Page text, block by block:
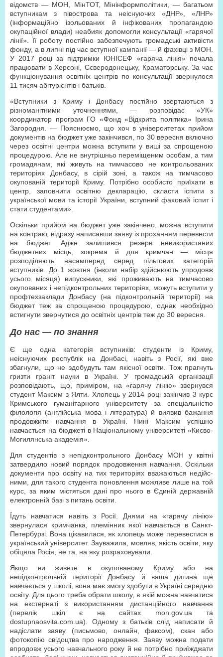
відомств — МОН, МінТОТ, Мінінформполітики, — багатьом
вступникам з півострова та неіснуючих «ДНР», «ЛНР»
(інформаційно ізольованих й інфікованих пропагандою
окупаційної влади) неабияк допомогли консультації «гарячої
лінії». Її роботу постійно забезпечують громадські активісти
фонду, а в липні під час вступної кампанії — й фахівці з МОН.
У 2017 році за підтримки ЮНІСЕФ «гаряча лінія» почала
працювати в Херсоні, Сєверодонецьку, Краматорську. За час
функціонування освітніх центрів по консультації звернулося
11 тисяч абітурієнтів і батьків.
«Вступники з Криму і Донбасу постійно звертаються з
різноманітними уточненнями, — розповідає «УК»
координатор програм ГО «Фонд «Відкрита політика» Ірина
Загородня. — Пояснюємо, що хоч в університетах прийом
документів на бюджет уже закінчився, по 30 вересня включно
через освітні центри можна вступити у виші за спрощеною
процедурою. Але не внутрішньо переміщеним особам, а тим
громадянам, які живуть на тимчасово не контрольованих
територіях Донбасу, в сірій зоні, а також на тимчасово
окупованій території Криму. Потрібно особисто приїхати в
центр, заповнити освітню декларацію, скласти іспити з
української мови та історії України, вступний фаховий іспит і
стати студентами».
Оскільки прийом на бюджет уже закінчено, можна вступити
на контракт, відразу написавши заяву із проханням перевести
на бюджет. Адже залишився резерв невикористаних
бюджетних місць, зокрема й для кримчан — місця
розподіляють насамперед серед пільгових категорій
вступників. До 1 жовтня (інколи набір здійснюють упродовж
усього місяця) випускники, які проживають на тимчасово
окупованих і непідконтрольних територіях, можуть вступити у
профтехзаклади Донбасу (на підконтрольній території) на
бюджет теж за спрощеною процедурою, однак необхідно
встигнути звернутися до освітніх центрів теж до 30 вересня.
До нас — по знання
Є ще одна категорія вступників: студенти із Криму,
неіснуючих республік на Донбасі, навіть з Росії, які вже
збагнули, що не здобудуть там якісної освіти. Тож прагнуть
гризти граніт науки в Україні. У громадській організації
розповідають, що, приміром, на «гарячу лінію» звернувся
студент Максим з Ялти. Хлопець у 2014 році закінчив 3 курс
Кримського гуманітарного університету за спеціальністю
філологія (англійська мова і література) й виявив бажання
продовжити навчання в Україні. Нині Максим успішно
навчається на бюджеті в Національному університеті «Києво-
Могилянська академія».
Для студентів з непідкон­трольного Донбасу МОН у квітні
затвердило новий порядок продовження навчання. Оскільки
документи про освіту на тих територіях вважаються недійс­
ними, для такого студента поновлення можливе лише на той
курс, за яким містяться дані про нього в Єдиній державній
електронній базі з питань освіти.
Їдуть навчатися навіть з Росії. Днями на «гарячу лінію»
звернулася кримчанка, племінник якої навчається в Санкт-
Петербурзі. Вона цікавилася, як хлопець може перевестися в
український університет. Зауважила, мовляв, якість освіти, яку
обіцяла Росія, не та, на яку розраховували.
Якщо ви живете в окупованому Криму або на
непідконтрольній території Донбасу й ваша дитина ще
навчається у школі, вона має змогу здобути в Україні середню
освіту. Для цього треба обрати школу, в якій можна навчатися
на екстернаті з використанням дистанційного навчання
(перелік шкіл є на сайтах mon.gov.ua та
dostupnaosvita.com.ua). Одному з батьків слід написати й
надіслати заяву (письмово, онлайн, факсом), скан або
фотокопію свідоцтва про народження. Заяву можна подати
впродовж усього навчального року й не потрібно приїжджати